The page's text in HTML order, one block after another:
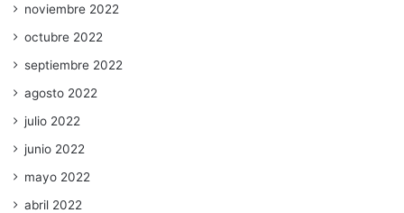
noviembre 2022
octubre 2022
septiembre 2022
agosto 2022
julio 2022
junio 2022
mayo 2022
abril 2022